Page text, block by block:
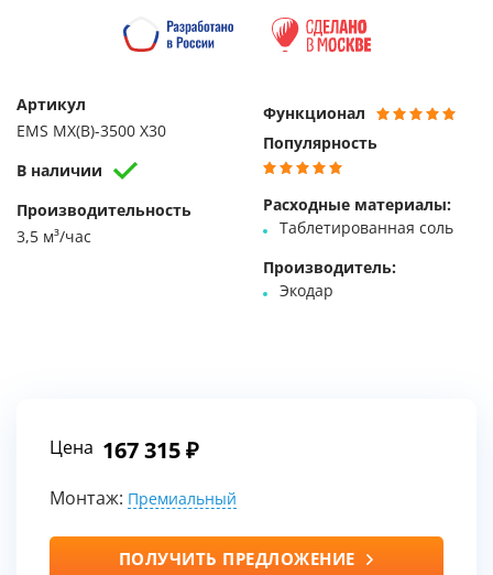
Артикул
EMS MX(B)-3500 X30
В наличии
Производительность
3,5 м³/час
Функционал
Популярность
Расходные материалы:
Таблетированная соль
Производитель:
Экодар
Цена 167 315
Монтаж: Премиальный
ПОЛУЧИТЬ ПРЕДЛОЖЕНИЕ